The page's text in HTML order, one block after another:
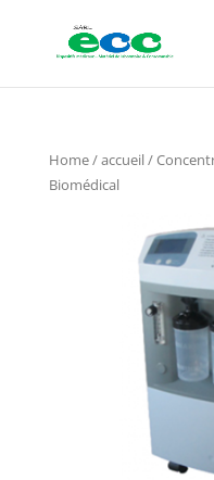
Home/accueil/
Biomédical